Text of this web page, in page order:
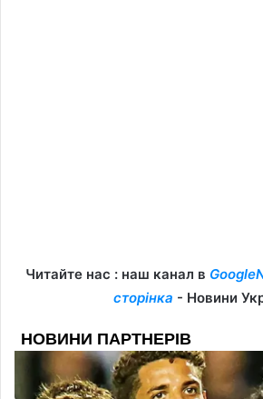
Читайте нас : наш канал в
сторінка - Новини